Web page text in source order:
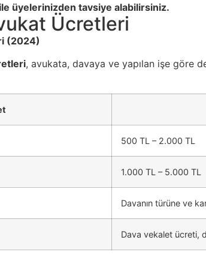
üyelerinizden tavsiye alabilirsiniz.
Ücretleri
(2024)
, avukata, davaya ve yapılan işe göre
500 TL – 2.000 TL
1.000 TL – 5.000 TL
Davanın türüne ve
Dava vekalet ücreti,